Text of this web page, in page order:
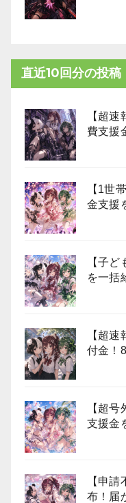
直近10回分の投稿
【超
費支援
【1世
金支援
【子
を一括
【超
付金！
【超
支援金
【申
布！届